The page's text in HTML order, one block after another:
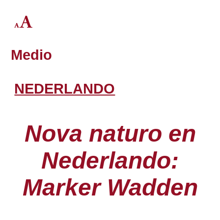
Medio
NEDERLANDO
Nova naturo en
Nederlando:
Marker Wadden